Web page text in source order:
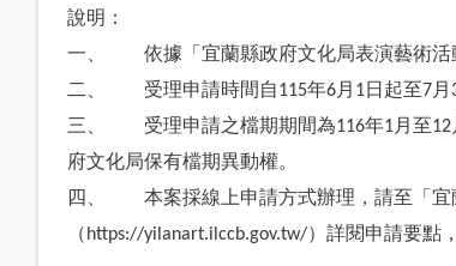
說明：
一、
依據「宜蘭縣政府文化局表演藝術活
二、
受理申請時間自115年6月 1日起至7月
三、
受理申請之檔期期間為116年1月至12
府文化局保有檔期異動權。
四、
本案採線上申請方式辦理，請至「
（ https://yilanart.ilccb.gov.tw/）詳閱申請要點